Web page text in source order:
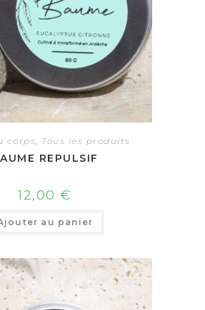
corps, Tous les produits
REPULSIF
12,00 €
au panier